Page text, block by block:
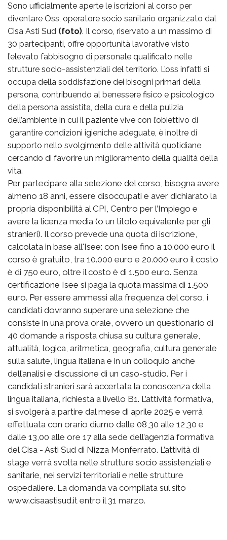
Sono ufficialmente aperte le iscrizioni al corso per
diventare Oss, operatore socio sanitario organizzato dal
Cisa Asti Sud (foto). Il corso, riservato a un massimo di
30 partecipanti, offre opportunità lavorative visto
l’elevato fabbisogno di personale qualificato nelle
strutture socio-assistenziali del territorio. L’oss infatti si
occupa della soddisfazione dei bisogni primari della
persona, contribuendo al benessere fisico e psicologico
della persona assistita, della cura e della pulizia
dell’ambiente in cui il paziente vive con l’obiettivo di
garantire condizioni igieniche adeguate, è inoltre di
supporto nello svolgimento delle attività quotidiane
cercando di favorire un miglioramento della qualità della
vita.
Per partecipare alla selezione del corso, bisogna avere
almeno 18 anni, essere disoccupati e aver dichiarato la
propria disponibilità al CPI, Centro per l’Impiego e
avere la licenza media (o un titolo equivalente per gli
stranieri). Il corso prevede una quota di iscrizione,
calcolata in base all'Isee: con Isee fino a 10.000 euro il
corso è gratuito, tra 10.000 euro e 20.000 euro il costo
è di 750 euro, oltre il costo è di 1.500 euro. Senza
certificazione Isee si paga la quota massima di 1.500
euro. Per essere ammessi alla frequenza del corso, i
candidati dovranno superare una selezione che
consiste in una prova orale, ovvero un questionario di
40 domande a risposta chiusa su cultura generale,
attualità, logica, aritmetica, geografia, cultura generale
sulla salute, lingua italiana e in un colloquio anche
dell’analisi e discussione di un caso-studio. Per i
candidati stranieri sarà accertata la conoscenza della
lingua italiana, richiesta a livello B1. L’attività formativa,
si svolgerà a partire dal mese di aprile 2025 e verrà
effettuata con orario diurno dalle 08,30 alle 12,30 e
dalle 13,00 alle ore 17 alla sede dell’agenzia formativa
del Cisa - Asti Sud di Nizza Monferrato. L’attività di
stage verrà svolta nelle strutture socio assistenziali e
sanitarie, nei servizi territoriali e nelle strutture
ospedaliere. La domanda va compilata sul sito
www.cisaastisud.it entro il 31 marzo.